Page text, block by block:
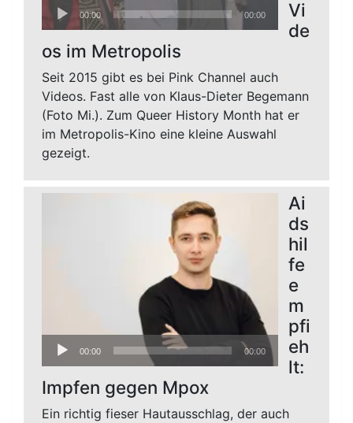
Audio-
Player
00:00 00:00
Vi
de
os im Metropolis
Seit 2015 gibt es bei Pink Channel auch
Videos. Fast alle von Klaus-Dieter Begemann
(Foto Mi.). Zum Queer History Month hat er
im Metropolis-Kino eine kleine Auswahl
gezeigt.
Audio-
00:00 00:00
Ai
ds
hil
fe
e
m
pfi
eh
lt:
Impfen gegen Mpox
Ein richtig fieser Hautausschlag, der auch